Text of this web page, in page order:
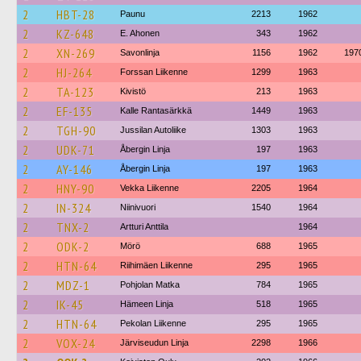
2
HBT-28 Paunu 2213 1962
2 KZ-648 E. Ahonen 343 1962
2 XN-269 Savonlinja 1156 1962
2 HJ-264 Forssan Liikenne 1299 1963
2 TA-123 Kivistö 213 1963
2 EF-135 Kalle Rantasärkkä 1449 1963
2 TGH-90 Jussilan Autoliike 1303 1963
2 UDK-71 Åbergin Linja 197 1963
2 AY-146 Åbergin Linja 197 1963
2 HNY-90 Vekka Liikenne 2205 1964
2 IN-324 Niinivuori 1540 1964
2 TNX-2 Artturi Anttila 1964
2 ODK-2 Mörö 688 1965
2 HTN-64 Riihimäen Liikenne 295 1965
2 MDZ-1 Pohjolan Matka 784 1965
2 IK-45 Hämeen Linja 518 1965
2 HTN-64 Pekolan Liikenne 295 1965
2 VOX-24 Järviseudun Linja 2298 1966